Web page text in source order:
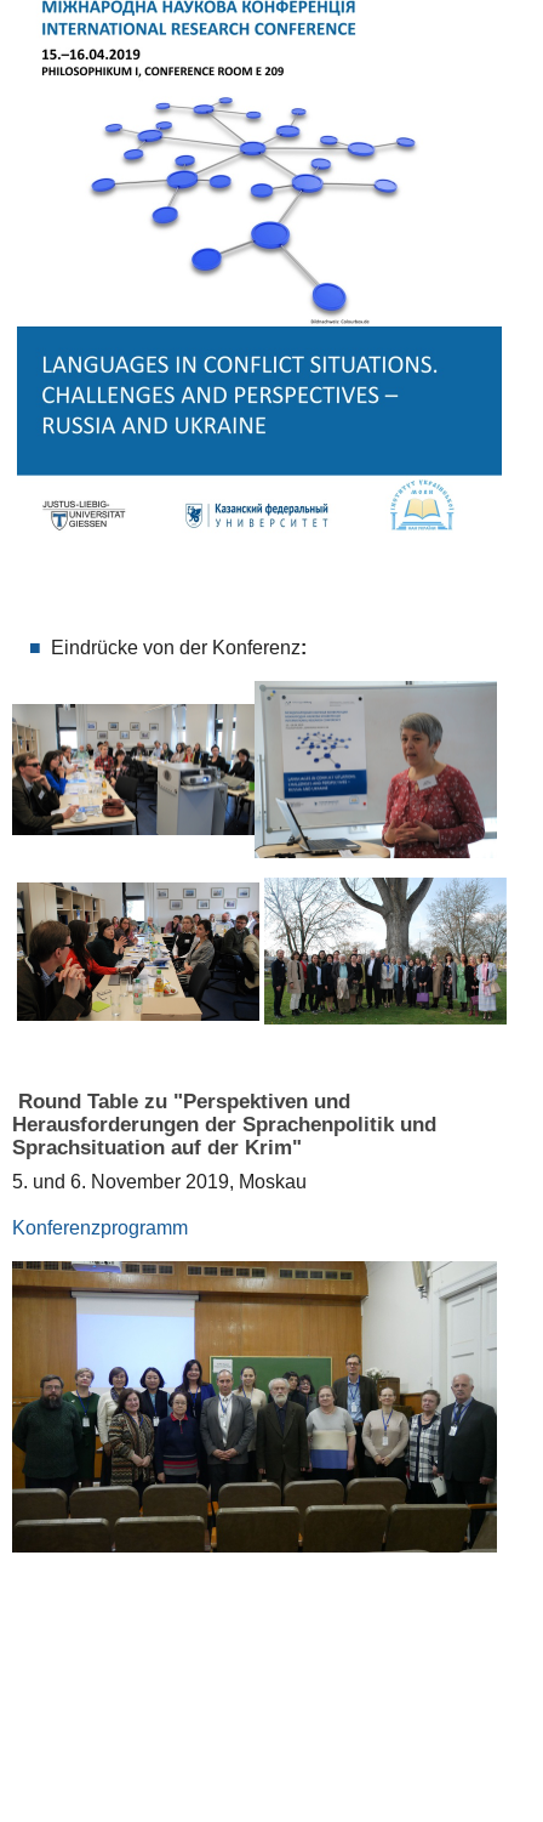
Eindrücke von der Konferenz:
Round Table zu "Perspektiven und
Herausforderungen der Sprachenpolitik und
Sprachsituation auf der Krim"
5. und 6. November 2019, Moskau
Konferenzprogramm